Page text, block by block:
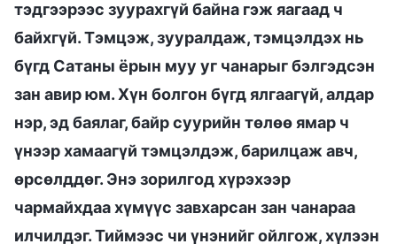
тэдгээрээс зуурахгүй байна гэж яагаад ч
байхгүй. Тэмцэж, зууралдаж, тэмцэлдэх нь
бүгд Сатаны ёрын муу уг чанарыг бэлгэдсэн
зан авир юм. Хүн болгон бүгд ялгаагүй, алдар
нэр, эд баялаг, байр суурийн төлөө ямар ч
үнээр хамаагүй тэмцэлдэж, барилцаж авч,
өрсөлддөг. Энэ зорилгод хүрэхээр
чармайхдаа хүмүүс завхарсан зан чанараа
илчилдэг. Тиймээс чи үнэнийг ойлгож, хүлээн